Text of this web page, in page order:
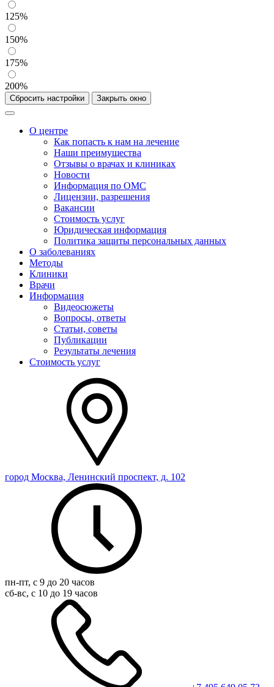
125%
150%
175%
200%
Сбросить настройки Закрыть окно
О центре
Как попасть к нам на лечение
Наши преимущества
Отзывы о врачах и клиниках
Новости
Информация по ОМС
Лицензии, разрешения
Вакансии
Стоимость услуг
Юридическая информация
Политика защиты персональных данных
О заболеваниях
Методы
Клиники
Врачи
Информация
Видеосюжеты
Вопросы, ответы
Статьи, советы
Публикации
Результаты лечения
Стоимость услуг
город Москва, Ленинский проспект, д. 102
пн-пт, с 9 до 20 часов
сб-вс, с 10 до 19 часов